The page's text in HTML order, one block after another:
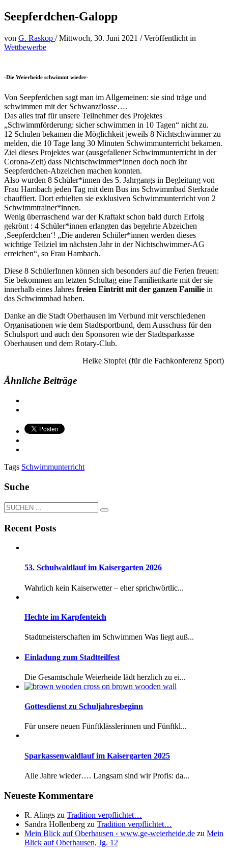
Seepferdchen-Galopp
von G. Raskop /Mittwoch, 30. Juni 2021 /Veröffentlicht in
Wettbewerbe
-Die Weierheide schwimmt wieder-
Von Seepferdchen sagt man im Allgemeinen: sie sind träge und
schwimmen mit der Schwanzflosse….
Das alles traf für unsere Teilnehmer des Projektes
„Schwimmförderung: sicher schwimmen in 10 Tagen“ nicht zu.
12 Schulen bekamen die Möglichkeit jeweils 8 Nichtschwimmer zu
melden, die 10 Tage lang 30 Minuten Schwimmunterricht bekamen.
Ziel dieses Projektes war (ausgefallener Schwimmunterricht in der
Corona-Zeit) dass Nichtschwimmer*innen doch noch ihr
Seepferdchen-Abzeichen machen konnten.
Also wurden 8 Schüler*innen des 5. Jahrgangs in Begleitung von
Frau Hambach jeden Tag mit dem Bus ins Schwimmbad Sterkrade
chauffiert. Dort erhielten sie exklusiven Schwimmunterricht von 2
Schwimmtrainer*innen.
Wenig überraschend war der Kraftakt schon bald durch Erfolg
gekrönt : 4 Schüler*innen erlangten das begehrte Abzeichen
‚Seepferdchen‘! „Die anderen Schüler*innen werden dieses
wichtige Teilziel im nächsten Jahr in der Nichtschwimmer-AG
erreichen“, so Frau Hambach.
Diese 8 SchülerInnen können sich besonders auf die Ferien freuen:
Sie bekommen am letzten Schultag eine Familienkarte mit der sie
innerhalb eines Jahres freien Eintritt mit der ganzen Familie in
das Schwimmbad haben.
Danke an die Stadt Oberhausen im Verbund mit verschiedenen
Organisationen wie dem Stadtsportbund, dem Ausschuss für den
Schulsport und auch den Sponsoren wie der Stadtsparkasse
Oberhausen und dem Rotary-Club.
Heike Stopfel (für die Fachkonferenz Sport)
Ähnliche Beiträge
Tags Schwimmunterricht
Suche
Recent Posts
53. Schulwaldlauf im Kaisergarten 2026
Wahrlich kein Kaiserwetter – eher sprichwörtlic...
Hechte im Karpfenteich
Stadtmeisterschaften im Schwimmen Was liegt auß...
Einladung zum Stadtteilfest
Die Gesamtschule Weierheide lädt herzlich zu ei...
Gottesdienst zu Schuljahresbeginn
Für unsere neuen Fünftklässlerinnen und Fünftkl...
Sparkassenwaldlauf im Kaisergarten 2025
Alle Jahre wieder…. Langsam sind wir Profis: da...
Neueste Kommentare
R. Alings zu Tradition verpflichtet…
Sandra Hollenberg zu Tradition verpflichtet…
Mein Blick auf Oberhausen ‹ www.ge-weierheide.de zu Mein
Blick auf Oberhausen, Jg. 12